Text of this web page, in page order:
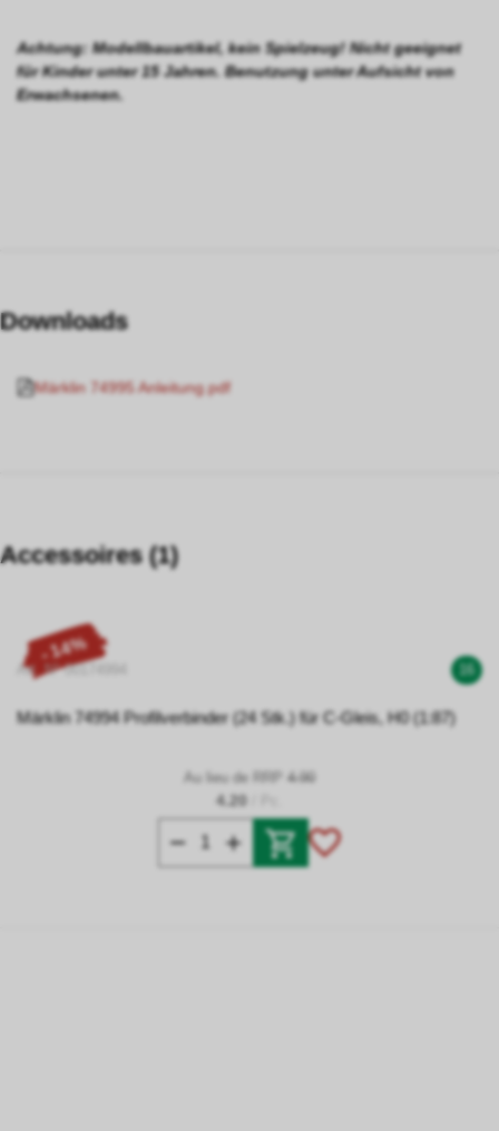
Achtung: Modellbauartikel, kein Spielzeug! Nicht geeignet
für Kinder unter 15 Jahren. Benutzung unter Aufsicht von
Erwachsenen.
Downloads
Märklin 74995 Anleitung.pdf
Accessoires (1)
- 14%
16
Art. N° 00174994
Märklin 74994 Profilverbinder (24 Stk.) für C-Gleis, H0 (1:87)
Au lieu de RRP 4.90
4.20